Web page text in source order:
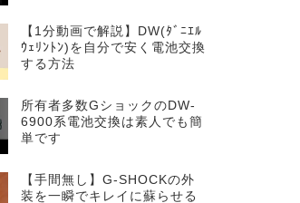
【1分動画で解説】DW(ﾀﾞﾆｴﾙ
ｳｪﾘﾝﾄﾝ)を自分で安く電池交換
する方法
所有者多数GショックのDW-
6900系電池交換は素人でも簡
単です
【手間無し】G-SHOCKの外
装を一瞬でキレイに蘇らせる